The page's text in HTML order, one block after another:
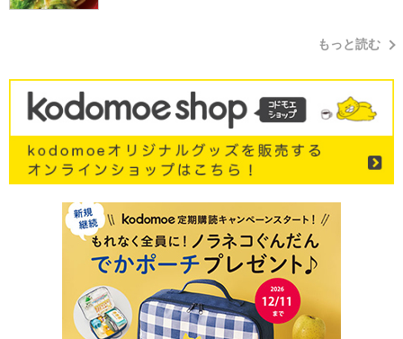
もっと読む